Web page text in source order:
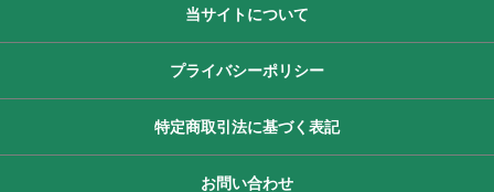
当サイトについて
プライバシーポリシー
特定商取引法に基づく表記
お問い合わせ